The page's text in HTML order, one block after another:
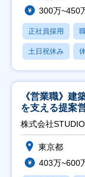
300万~450
正社員採用
土日祝休み
《営業職》建
を支える提案
株式会社
東京都
403万~600